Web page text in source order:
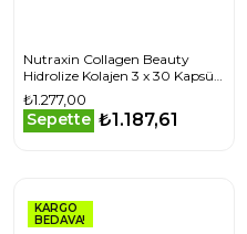
Nutraxin Collagen Beauty
Hidrolize Kolajen 3 x 30 Kapsül
- 3 AL 2 ÖDE
₺1.277,00
Sepette ₺1.187,61
KARGO
BEDAVA!